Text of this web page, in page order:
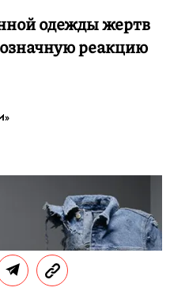
одежды жертв
реакцию